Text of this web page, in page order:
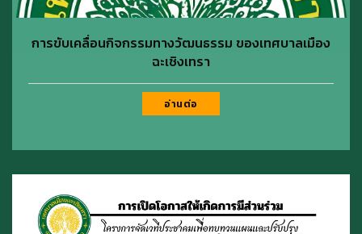
การขับเคลื่อนกิจกรรมทางวัฒนธรรม ของเทศบาลเมือง
ฉะเชิงเทรา
อ่านต่อ